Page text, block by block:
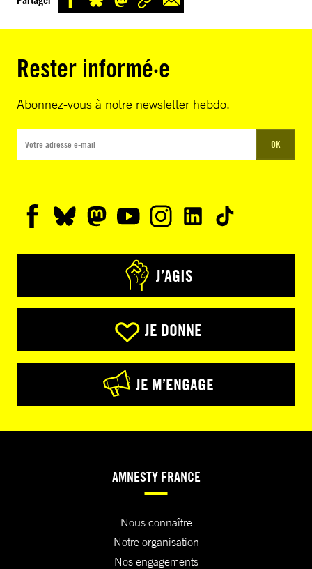
Rester informé·e
Abonnez-vous à notre newsletter hebdo.
OK
J’AGIS
JE DONNE
JE M’ENGAGE
AMNESTY FRANCE
Nous connaître
Notre organisation
Nos engagements